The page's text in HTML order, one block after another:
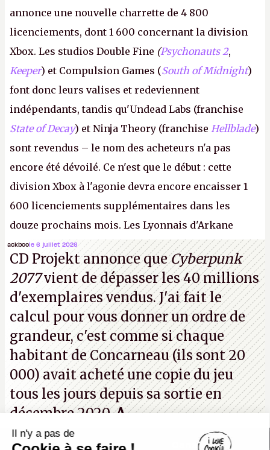
annonce une nouvelle charrette de 4 800
licenciements, dont 1 600 concernant la division
Xbox. Les studios Double Fine (Psychonauts 2,
Keeper) et Compulsion Games (South of Midnight)
font donc leurs valises et redeviennent
indépendants, tandis qu'Undead Labs (franchise
State of Decay) et Ninja Theory (franchise Hellblade)
sont revendus – le nom des acheteurs n'a pas
encore été dévoilé. Ce n'est que le début : cette
division Xbox à l'agonie devra encore encaisser 1
600 licenciements supplémentaires dans les
douze prochains mois. Les Lyonnais d'Arkane
(Dishonored, Deathloop) pourraient faire partie des
prochaines victimes, puisque Microsoft a confirmé
vouloir se séparer du studio.A.
ackboole 6 juillet 2026
CD Projekt annonce queCyberpunk
2077vient de dépasser les 40 millions
d'exemplaires vendus. J'ai fait le
calcul pour vous donner un ordre de
grandeur, c'est comme si chaque
habitant de Concarneau (ils sont 20
000) avait acheté une copie du jeu
tous les jours depuis sa sortie en
décembre 2020.A.
Canard PC
Il n'y a pas de